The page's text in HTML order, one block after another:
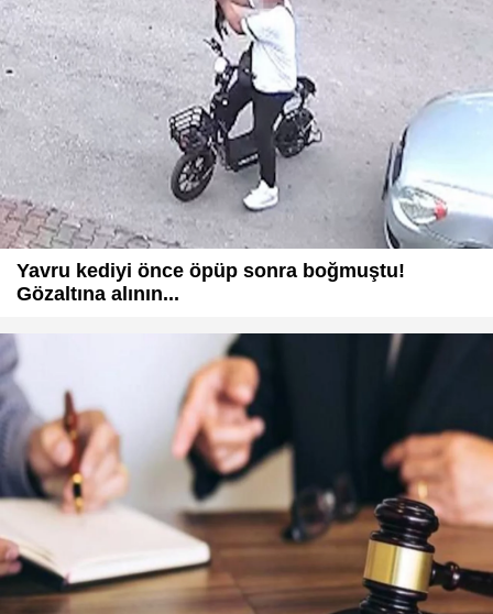
Yavru kediyi önce öpüp sonra boğmuştu!
Gözaltına alının...